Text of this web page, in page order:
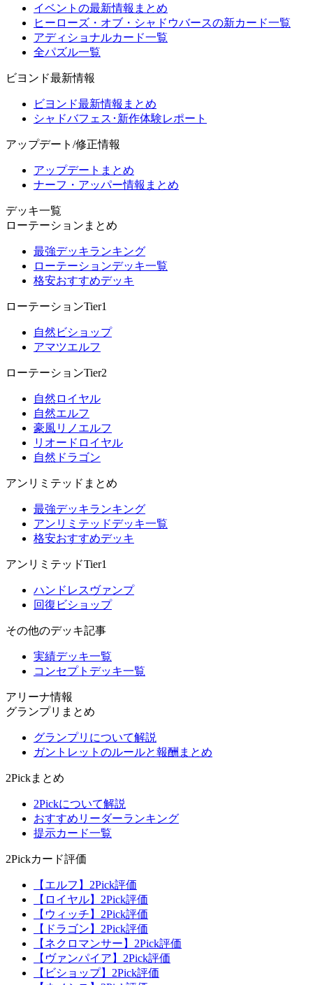
イベントの最新情報まとめ
ヒーローズ・オブ・シャドウバースの新カード一覧
アディショナルカード一覧
全パズル一覧
ビヨンド最新情報
ビヨンド最新情報まとめ
シャドバフェス･新作体験レポート
アップデート/修正情報
アップデートまとめ
ナーフ・アッパー情報まとめ
デッキ一覧
ローテーションまとめ
最強デッキランキング
ローテーションデッキ一覧
格安おすすめデッキ
ローテーションTier1
自然ビショップ
アマツエルフ
ローテーションTier2
自然ロイヤル
自然エルフ
豪風リノエルフ
リオードロイヤル
自然ドラゴン
アンリミテッドまとめ
最強デッキランキング
アンリミテッドデッキ一覧
格安おすすめデッキ
アンリミテッドTier1
ハンドレスヴァンプ
回復ビショップ
その他のデッキ記事
実績デッキ一覧
コンセプトデッキ一覧
アリーナ情報
グランプリまとめ
グランプリについて解説
ガントレットのルールと報酬まとめ
2Pickまとめ
2Pickについて解説
おすすめリーダーランキング
提示カード一覧
2Pickカード評価
【エルフ】2Pick評価
【ロイヤル】2Pick評価
【ウィッチ】2Pick評価
【ドラゴン】2Pick評価
【ネクロマンサー】2Pick評価
【ヴァンパイア】2Pick評価
【ビショップ】2Pick評価